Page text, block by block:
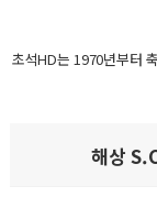
초석HD는 1970년부터
해상